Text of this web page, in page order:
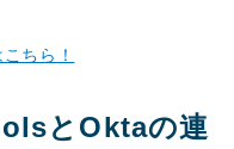
ちら！
とOktaの連